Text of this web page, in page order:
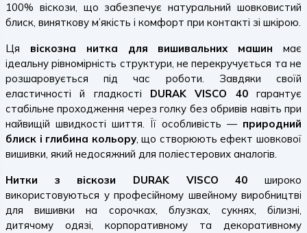
100% віскози, що забезпечує натуральний шовковистий
блиск, виняткову м’якість і комфорт при контакті зі шкірою.
Ця віскозна нитка для вишивальних машин має
ідеальну рівномірність структури, не перекручується та не
розшаровується під час роботи. Завдяки своїй
еластичності й гладкості DURAK VISCO 40гарантує
стабільне проходження через голку без обривів навіть при
найвищій швидкості шиття. Її особливість — природний
блиск і глибина кольору, що створюють ефект шовкової
вишивки, який недосяжний для поліестерових аналогів.
Нитки з віскози DURAK VISCO 40 широко
використовуються у професійному швейному виробництві
для вишивки на сорочках, блузках, сукнях, білизні,
дитячому одязі, корпоративному та декоративному